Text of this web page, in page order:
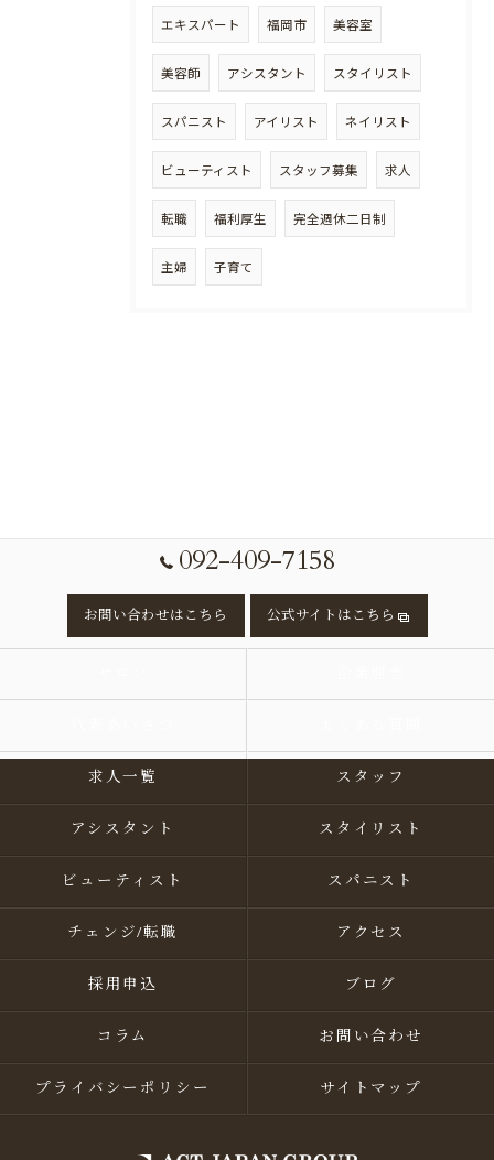
エキスパート 福岡市 美容室
美容師 アシスタント スタイリスト
スパニスト アイリスト ネイリスト
ビューティスト スタッフ募集 求人
転職 福利厚生 完全週休二日制
主婦 子育て
092-409-7158
お問い合わせはこちら 公式サイトはこちら
求人一覧 スタッフ
アシスタント スタイリスト
ビューティスト スパニスト
チェンジ/転職 アクセス
採用申込 ブログ
コラム お問い合わせ
プライバシーポリシー サイトマップ